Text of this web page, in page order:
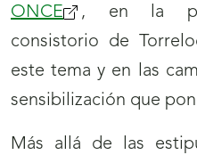
ONCE(se
abrirá
nueva
ventana)
, en la
consistorio de
este tema y en las
sensibilización que
Más allá de las